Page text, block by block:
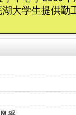
大学生提供勤